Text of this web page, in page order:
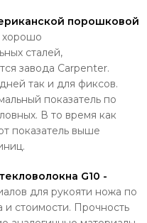
порошковой
хорошо
сталей,
завода Carpenter.
так и для фиксов.
показатель по
В то время как
показатель выше
G10 -
для рукояти ножа по
и стоимости. Прочность